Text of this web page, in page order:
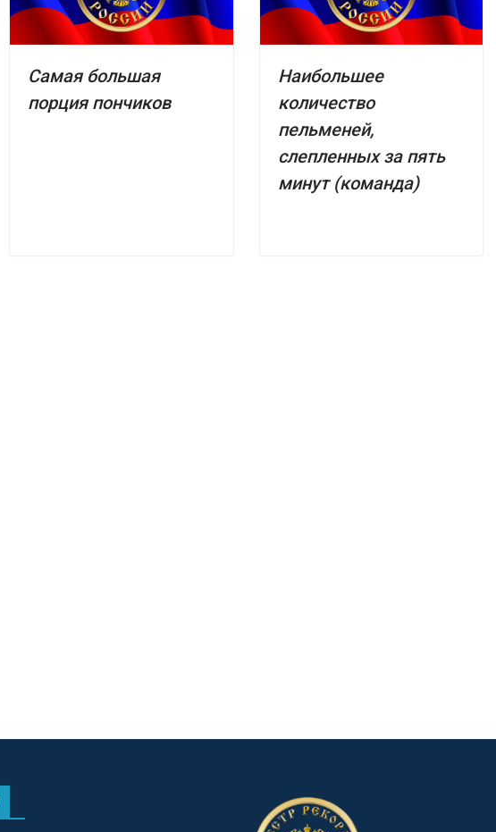
Самая большая
порция пончиков
Наибольшее
количество
пельменей,
слепленных за пять
минут (команда)